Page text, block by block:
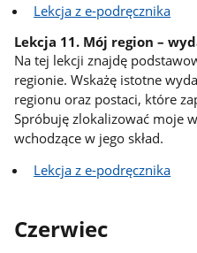
Lekcja z e-podręcznika
Lekcja 11. Mój region –
Na tej lekcji znajdę
regionie. Wskażę istotne
regionu oraz postaci, które
Spróbuję zlokalizować moje
wchodzące w jego skład.
Lekcja z e-podręcznika
Czerwiec